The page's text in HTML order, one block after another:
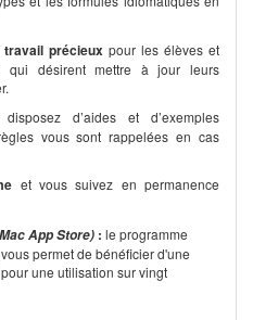
précieux pour les élèves et
qui désirent mettre à jour leurs
d’aides et d’exemples
vous sont rappelées en cas
et vous suivez en permanence
App Store) : le programme
vous permet de bénéficier d'une
une utilisation sur vingt